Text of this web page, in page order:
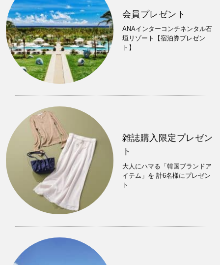
会員プレゼント
ANAインターコンチネンタル石
垣リゾート【宿泊券プレゼン
ト】
雑誌購入限定プレゼン
ト
大人にハマる「韓国ブランドア
イテム」を 計6名様にプレゼン
ト